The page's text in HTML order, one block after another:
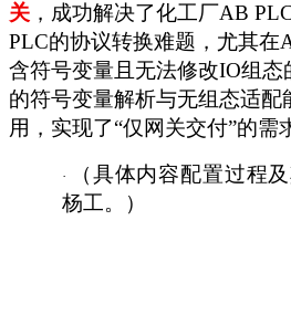
关 ，成功解决了化工厂AB
PLC的协议转换难题，尤其在
含符号变量且无法修改IO组态
的符号变量解析与无组态适配
用，实现了“仅网关交付”的需
·
（具体内容配置过程
杨工。）